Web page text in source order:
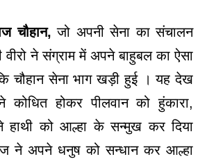
चौहान, जो अपनी सेना का संचालन
ने संग्राम में अपने बाहुबल का ऐसा
चौहान सेना भाग खड़ी हुई । यह देख
कोधित होकर पीलवान को हुंकारा,
को आल्हा के सन्मुख कर दिया
ने अपने धनुष को सन्धान कर आल्हा